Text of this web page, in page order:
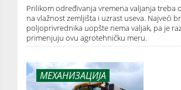
Prilikom određivanja vremena valjanja treba
na vlažnost zemljišta i uzrast useva. Najveći
poljoprivrednika uopšte nema valjak, pa je
primenjuju ovu agrotehničku meru.
МЕХАНИЗАЦИЈА